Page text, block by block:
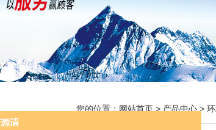
您的位置： 网站首页 > 产品中心 >